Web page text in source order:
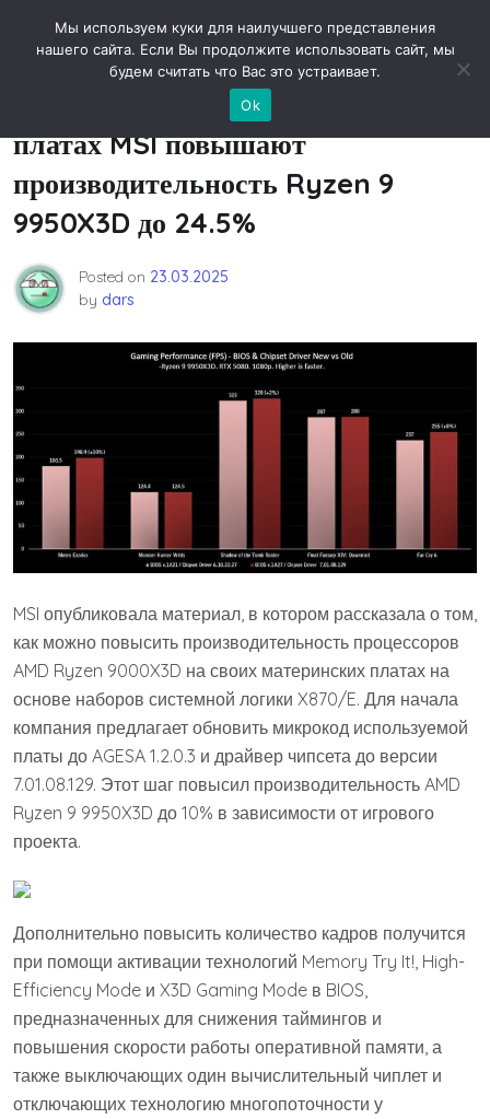
Новости технологий
«Оптимальные настройки» на
платах MSI повышают
производительность Ryzen 9
9950X3D до 24.5%
Posted on 23.03.2025
by dars
MSI опубликовала материал, в котором рассказала о том,
как можно повысить производительность процессоров
AMD Ryzen 9000X3D на своих материнских платах на
основе наборов системной логики X870/E. Для начала
компания предлагает обновить микрокод используемой
платы до AGESA 1.2.0.3 и драйвер чипсета до версии
7.01.08.129. Этот шаг повысил производительность AMD
Ryzen 9 9950X3D до 10% в зависимости от игрового
проекта.
Дополнительно повысить количество кадров получится
при помощи активации технологий Memory Try It!, High-
Efficiency Mode и X3D Gaming Mode в BIOS,
предназначенных для снижения таймингов и
повышения скорости работы оперативной памяти, а
также выключающих один вычислительный чиплет и
отключающих технологию многопоточности у
Мы используем куки для наилучшего представления
нашего сайта. Если Вы продолжите использовать сайт, мы
будем считать что Вас это устраивает.
Ok